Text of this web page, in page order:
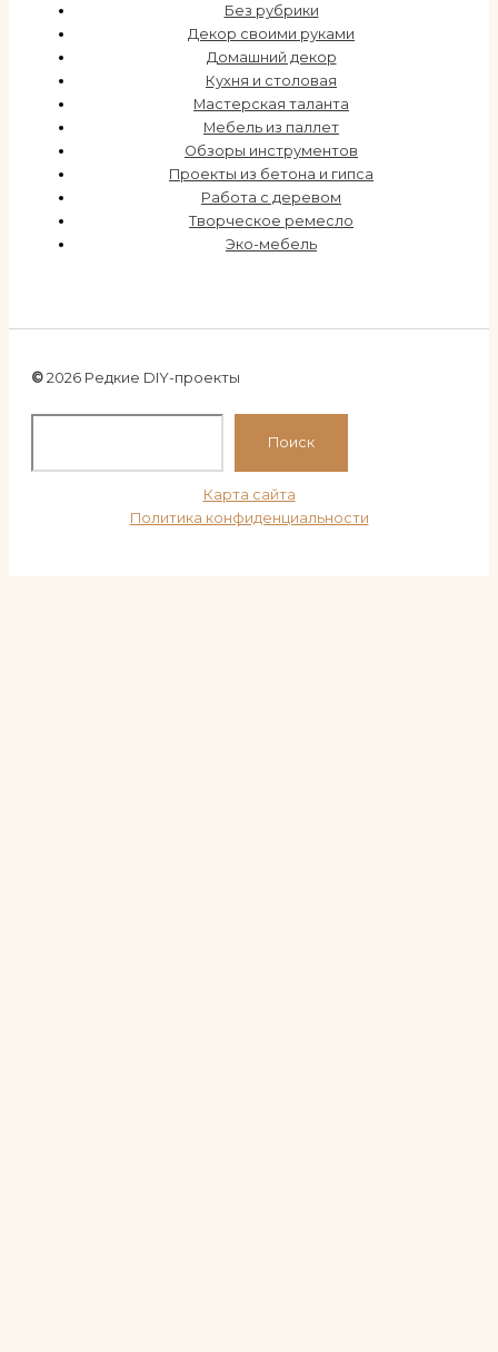
Без рубрики
Декор своими руками
Домашний декор
Кухня и столовая
Мастерская таланта
Мебель из паллет
Обзоры инструментов
Проекты из бетона и гипса
Работа с деревом
Творческое ремесло
Эко-мебель
© 2026 Редкие DIY-проекты
Поиск
Карта сайта
Политика конфиденциальности